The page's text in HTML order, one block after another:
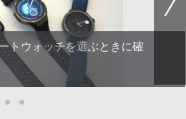
トウォッチを選ぶときに確
● ●